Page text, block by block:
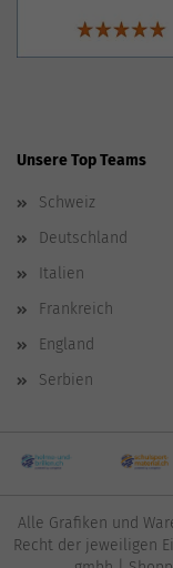
Unsere Top Teams
Schweiz
Deutschland
Italien
Frankreich
England
Serbien
Alle Grafiken und
Recht der jeweiligen